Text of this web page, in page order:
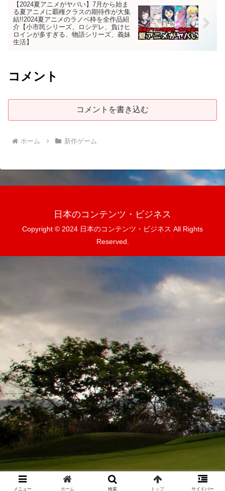
【2024夏アニメがヤバい】7月から始ま
る夏アニメに覇権クラスの期待作が大集
結!!2024夏アニメのラノベ枠を全作品紹
介【小市民シリーズ、ロシデレ、負けヒ
ロインが多すぎる、物語シリーズ、義妹
生活】
コメント
コメントを書き込む
ホーム 新作ゲーム
日本のコンテンツ・ビジネス
Copyright © 2024 日本のコンテンツ・ビジネス All Rights
Reserved.
メニュー ホーム 検索 トップ サイドバー